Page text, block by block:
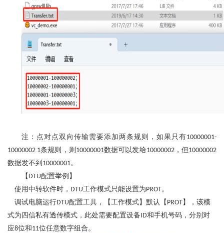
注：点对点双向传输需要添加两条规则，如果只有10000001-
10000002 1条规则，则 10000001数据可以发给10000002，但 10000002
数据发不到 10000001。
【 DTU配置举例 】
使用中转软件时， DTU工作模式只能设置为 PROT。
调试电脑运行DTU配置工具，【工作模式】默认【 PROT】，该模
式为四信私有透传模式，此处需要配置设备 ID和手机号码，分别对
应8位和 11位任意数字组合。